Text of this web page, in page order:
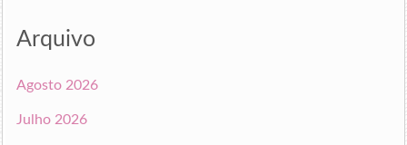
Arquivo
Agosto 2026
Julho 2026